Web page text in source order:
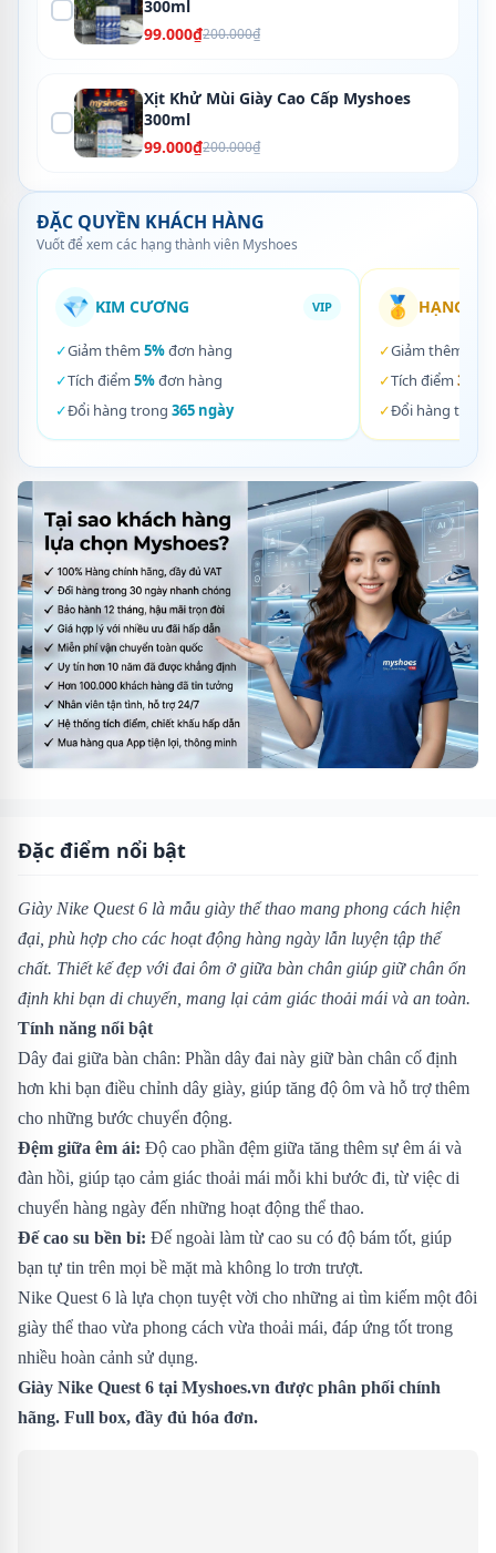
300ml
99.000₫200.000₫
Xịt Khử Mùi Giày Cao Cấp Myshoes
300ml
99.000₫200.000₫
ĐẶC QUYỀN KHÁCH HÀNG
Vuốt để xem các hạng thành viên Myshoes
💎 KIM CƯƠNG VIP
✓Giảm thêm 5%đơn hàng
✓Tích điểm 5%đơn hàng
✓Đổi hàng trong 365 ngày
🥇 HẠNG
✓Giảm thêm
✓Tích điểm 3%
✓Đổi hàng trong
Đặc điểm nổi bật
Giày Nike Quest 6 là mẫu giày thể thao mang phong cách hiện
đại, phù hợp cho các hoạt động hàng ngày lẫn luyện tập thể
chất. Thiết kế đẹp với đai ôm ở giữa bàn chân giúp giữ chân ổn
định khi bạn di chuyển, mang lại cảm giác thoải mái và an toàn.
Tính năng nổi bật
Dây đai giữa bàn chân: Phần dây đai này giữ bàn chân cố định
hơn khi bạn điều chỉnh dây giày, giúp tăng độ ôm và hỗ trợ thêm
cho những bước chuyển động.
Đệm giữa êm ái: Độ cao phần đệm giữa tăng thêm sự êm ái và
đàn hồi, giúp tạo cảm giác thoải mái mỗi khi bước đi, từ việc di
chuyển hàng ngày đến những hoạt động thể thao.
Đế cao su bền bỉ: Đế ngoài làm từ cao su có độ bám tốt, giúp
bạn tự tin trên mọi bề mặt mà không lo trơn trượt.
Nike Quest 6 là lựa chọn tuyệt vời cho những ai tìm kiếm một đôi
giày thể thao vừa phong cách vừa thoải mái, đáp ứng tốt trong
nhiều hoàn cảnh sử dụng.
Giày Nike Quest 6 tại Myshoes.vn được phân phối chính
hãng. Full box, đầy đủ hóa đơn.